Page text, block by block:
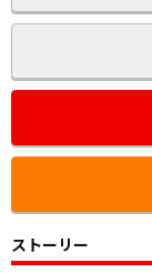
ストーリー